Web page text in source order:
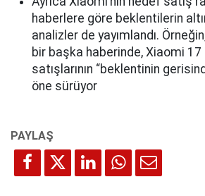
haberlere göre beklentilerin
analizler de yayımlandı.
bir başka haberinde, Xiaomi
satışlarının “beklentinin
öne sürüyor